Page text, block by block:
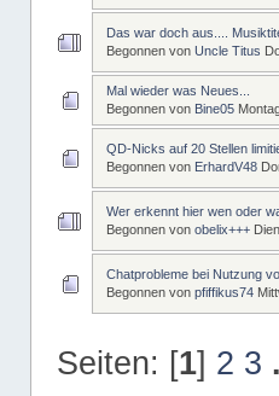
Das war doch aus....
Begonnen von Uncle Titus
Mal wieder was Neues...
Begonnen von Bine05
QD-Nicks auf 20 Stellen
Begonnen von ErhardV48
Wer erkennt hier wen oder
Begonnen von obelix+++
Chatprobleme bei Nutzung
Begonnen von pfiffikus74
Seiten: [1] 2 3